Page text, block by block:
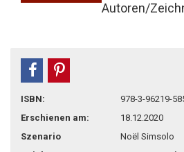
Autoren/
teilen
ISBN:
978-3-96219-
Erschienen am:
18.12.2020
Szenario
Noël Simsolo